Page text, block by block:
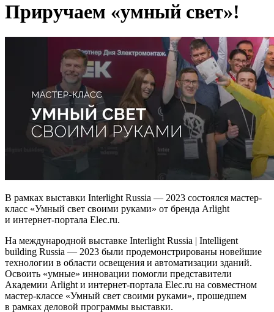
Приручаем «умный свет»!
В рамках выставки Interlight Russia — 2023 состоялся мастер-
класс «Умный свет своими руками» от бренда Arlight
и интернет-портала Elec.ru.
На международной выставке Interlight Russia | Intelligent
building Russia — 2023 были продемонстрированы новейшие
технологии в области освещения и автоматизации зданий.
Освоить «умные» инновации помогли представители
Академии Arlight и интернет-портала Elec.ru на совместном
мастер-классе «Умный свет своими руками», прошедшем
в рамках деловой программы выставки.